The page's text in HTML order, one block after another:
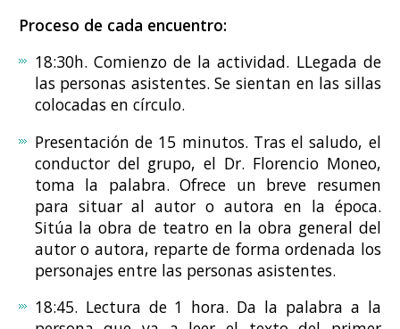
Proceso de cada encuentro:
18:30h. Comienzo de la actividad. LLegada de
las personas asistentes. Se sientan en las sillas
colocadas en círculo.
Presentación de 15 minutos. Tras el saludo, el
conductor del grupo, el Dr. Florencio Moneo,
toma la palabra. Ofrece un breve resumen
para situar al autor o autora en la época.
Sitúa la obra de teatro en la obra general del
autor o autora, reparte de forma ordenada los
personajes entre las personas asistentes.
18:45. Lectura de 1 hora. Da la palabra a la